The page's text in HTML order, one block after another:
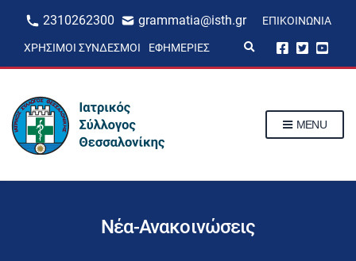
2310262300 grammatia@isth.gr ΕΠΙΚΟΙΝΩΝΊΑ
ΧΡΉΣΙΜΟΙ ΣΎΝΔΕΣΜΟΙ ΕΦΗΜΕΡΊΕΣ
p
m
MENU
Νέα-Ανακοινώσεις